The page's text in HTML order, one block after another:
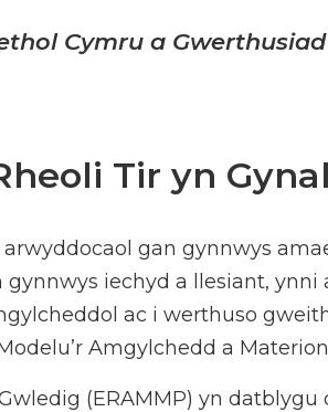
Cymru a
Tir yn
gan gynnwys
iechyd a llesiant,
ac i werthuso
Amgylchedd a
(ERAMMP) yn